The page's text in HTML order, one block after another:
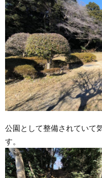
公園として整備されていて
す。